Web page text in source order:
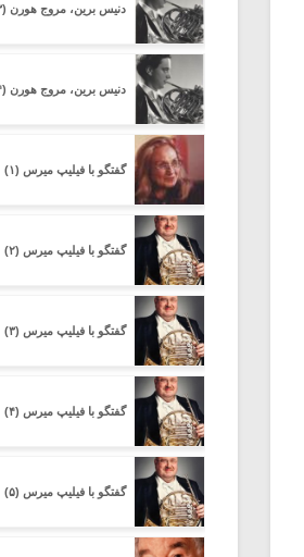
دنیس برین، مروج هورن (۳)
دنیس برین، مروج هورن (۴)
گفتگو با فیلیپ میرس (۱)
گفتگو با فیلیپ میرس (۲)
گفتگو با فیلیپ میرس (۳)
گفتگو با فیلیپ میرس (۴)
گفتگو با فیلیپ میرس (۵)